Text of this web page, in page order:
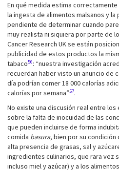
En qué medida estima
la ingesta de alimentos malsanos y la
pendiente de determinar cuando
muy realista ni siquiera por parte de
Cancer Research UK se están
publicidad de estos productos la
tabaco56: “nuestra investigación
recuerdan haber visto un anuncio de
día podrían comer 18 000 calorías
calorías por semana”57.
No existe una discusión real entre
sobre la falta de inocuidad de las
que pueden incluirse de forma
comida basura, bien por su
alta presencia de grasas, sal y
ingredientes culinarios, que rara vez
incluso miel y azúcar) y a los